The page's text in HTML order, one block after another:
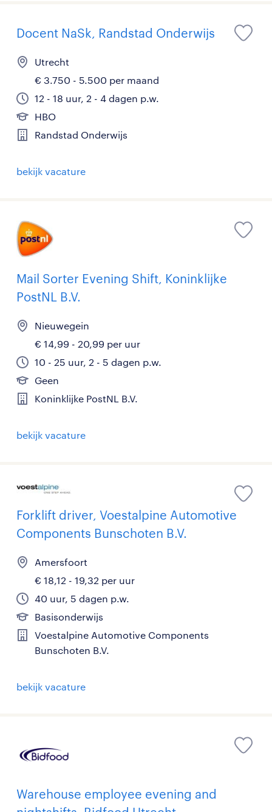
Docent NaSk, Randstad Onderwijs
Utrecht
€ 3.750 - 5.500 per maand
12 - 18 uur, 2 - 4 dagen p.w.
HBO
Randstad Onderwijs
bekijk vacature
Mail Sorter Evening Shift, Koninklijke
PostNL B.V.
Nieuwegein
€ 14,99 - 20,99 per uur
10 - 25 uur, 2 - 5 dagen p.w.
Geen
Koninklijke PostNL B.V.
bekijk vacature
Forklift driver, Voestalpine Automotive
Components Bunschoten B.V.
Amersfoort
€ 18,12 - 19,32 per uur
40 uur, 5 dagen p.w.
Basisonderwijs
Voestalpine Automotive Components
Bunschoten B.V.
bekijk vacature
Warehouse employee evening and